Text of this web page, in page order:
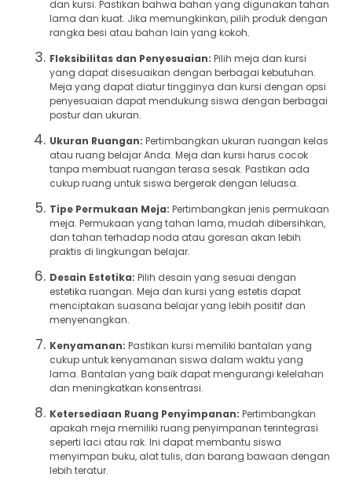
dan kursi. Pastikan bahwa bahan yang digunakan tahan
lama dan kuat. Jika memungkinkan, pilih produk dengan
rangka besi atau bahan lain yang kokoh.
Fleksibilitas dan Penyesuaian: Pilih meja dan kursi
yang dapat disesuaikan dengan berbagai kebutuhan.
Meja yang dapat diatur tingginya dan kursi dengan opsi
penyesuaian dapat mendukung siswa dengan berbagai
postur dan ukuran.
Ukuran Ruangan: Pertimbangkan ukuran ruangan kelas
atau ruang belajar Anda. Meja dan kursi harus cocok
tanpa membuat ruangan terasa sesak. Pastikan ada
cukup ruang untuk siswa bergerak dengan leluasa.
Tipe Permukaan Meja: Pertimbangkan jenis permukaan
meja. Permukaan yang tahan lama, mudah dibersihkan,
dan tahan terhadap noda atau goresan akan lebih
praktis di lingkungan belajar.
Desain Estetika: Pilih desain yang sesuai dengan
estetika ruangan. Meja dan kursi yang estetis dapat
menciptakan suasana belajar yang lebih positif dan
menyenangkan.
Kenyamanan: Pastikan kursi memiliki bantalan yang
cukup untuk kenyamanan siswa dalam waktu yang
lama. Bantalan yang baik dapat mengurangi kelelahan
dan meningkatkan konsentrasi.
Ketersediaan Ruang Penyimpanan: Pertimbangkan
apakah meja memiliki ruang penyimpanan terintegrasi
seperti laci atau rak. Ini dapat membantu siswa
menyimpan buku, alat tulis, dan barang bawaan dengan
lebih teratur.